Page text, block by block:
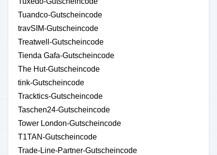
Tuandco-Gutscheincode
travSIM-Gutscheincode
Treatwell-Gutscheincode
Tienda Gafa-Gutscheincode
The Hut-Gutscheincode
tink-Gutscheincode
Tracktics-Gutscheincode
Taschen24-Gutscheincode
Tower London-Gutscheincode
T1TAN-Gutscheincode
Trade-Line-Partner-Gutscheincode